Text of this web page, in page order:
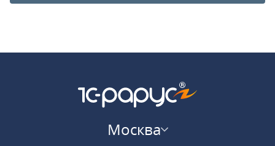
Москва